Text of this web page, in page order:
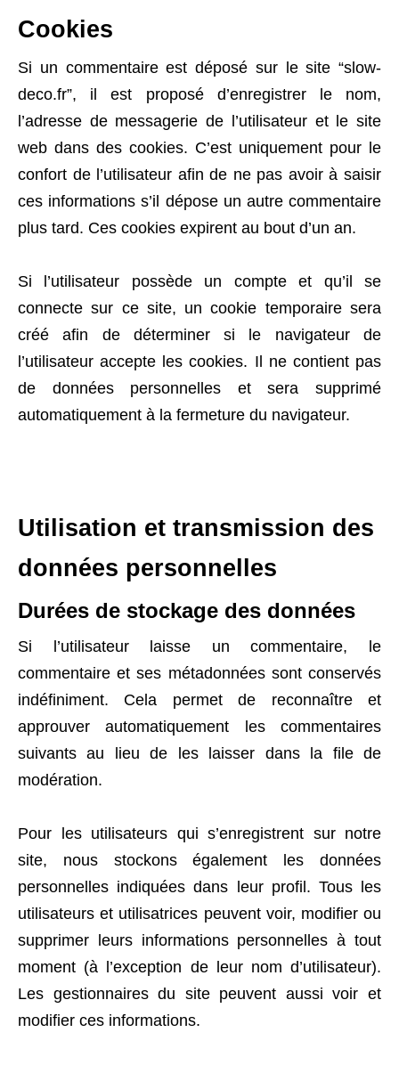
Cookies
Si un commentaire est déposé sur le site “slow-
deco.fr”, il est proposé d’enregistrer le nom,
l’adresse de messagerie de l’utilisateur et le site
web dans des cookies. C’est uniquement pour le
confort de l’utilisateur afin de ne pas avoir à saisir
ces informations s’il dépose un autre commentaire
plus tard. Ces cookies expirent au bout d’un an.
Si l’utilisateur possède un compte et qu’il se
connecte sur ce site, un cookie temporaire sera
créé afin de déterminer si le navigateur de
l’utilisateur accepte les cookies. Il ne contient pas
de données personnelles et sera supprimé
automatiquement à la fermeture du navigateur.
Utilisation et transmission des
données personnelles
Durées de stockage des données
Si l’utilisateur laisse un commentaire, le
commentaire et ses métadonnées sont conservés
indéfiniment. Cela permet de reconnaître et
approuver automatiquement les commentaires
suivants au lieu de les laisser dans la file de
modération.
Pour les utilisateurs qui s’enregistrent sur notre
site, nous stockons également les données
personnelles indiquées dans leur profil. Tous les
utilisateurs et utilisatrices peuvent voir, modifier ou
supprimer leurs informations personnelles à tout
moment (à l’exception de leur nom d’utilisateur).
Les gestionnaires du site peuvent aussi voir et
modifier ces informations.